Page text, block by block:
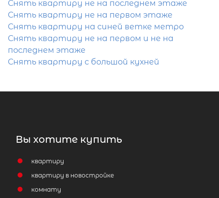
Снять квартиру не на последнем этаже
Снять квартиру не на первом этаже
Снять квартиру на синей ветке метро
Снять квартиру не на первом и не на
последнем этаже
Снять квартиру с большой кухней
Вы хотите купить
квартиру
квартиру в новостройке
комнату